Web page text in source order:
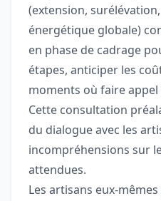
(extension,
énergétique globale)
en phase de cadrage
étapes, anticiper les
moments où faire
Cette consultation
du dialogue avec les
incompréhensions sur
attendues.
Les artisans eux-